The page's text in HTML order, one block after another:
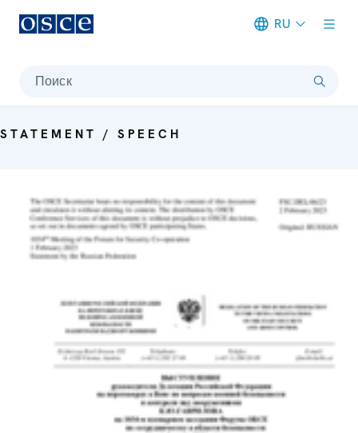
RU
Поиск
STATEMENT / SPEECH